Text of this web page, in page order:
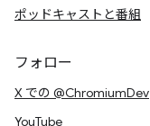
ポッドキャストと番組
フォロー
X での @ChromiumDev
YouTube